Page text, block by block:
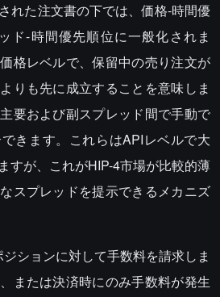
れた注文書の下では、価格-時間優
ド-時間優先順位に一般化されま
格レベルで、保留中の売り注文が
りも先に成立することを意味しま
要および副スプレッド間で手動で
きます。これらはAPIレベルで大
すが、これがHIP-4市場が比較的薄
スプレッドを提示できるメカニズ
ションに対して手数料を請求しま
または決済時にのみ手数料が発生